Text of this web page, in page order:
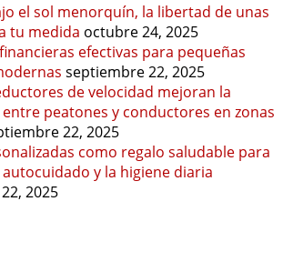
el sol menorquín, la libertad de unas
tu medida octubre 24, 2025
efectivas para pequeñas
septiembre 22, 2025
de velocidad mejoran la
peatones y conductores en zonas
22, 2025
como regalo saludable para
y la higiene diaria
2025